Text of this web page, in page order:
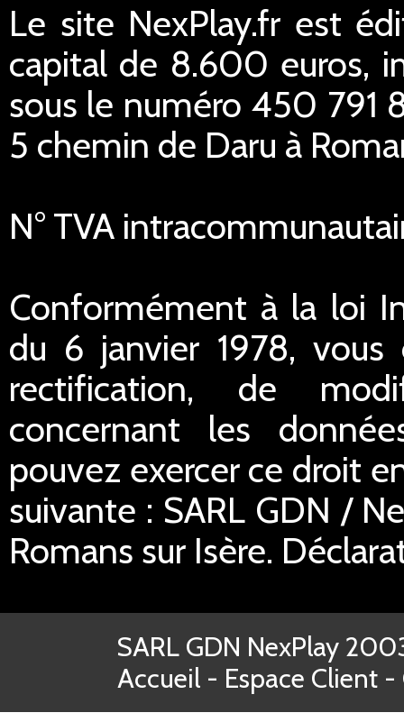
Le site NexPlay.fr est
capital de 8.600 euros,
sous le numéro 450 791
5 chemin de Daru à
N° TVA
Conformément à la loi
du 6 janvier 1978,
rectification, de
concernant les
pouvez exercer ce droit
suivante : SARL GDN /
Romans sur Isère.
SARL GDN NexPlay
Accueil - Espace Client -